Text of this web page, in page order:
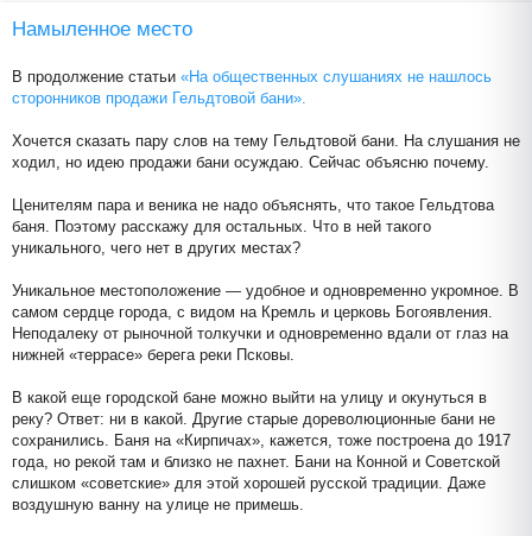
Намыленное место
В продолжение статьи «На общественных слушаниях не нашлось
сторонников продажи Гельдтовой бани».
Хочется сказать пару слов на тему Гельдтовой бани. На слушания не
ходил, но идею продажи бани осуждаю. Сейчас объясню почему.
Ценителям пара и веника не надо объяснять, что такое Гельдтова
баня. Поэтому расскажу для остальных. Что в ней такого
уникального, чего нет в других местах?
Уникальное местоположение — удобное и одновременно укромное. В
самом сердце города, с видом на Кремль и церковь Богоявления.
Неподалеку от рыночной толкучки и одновременно вдали от глаз на
нижней «террасе» берега реки Псковы.
В какой еще городской бане можно выйти на улицу и окунуться в
реку? Ответ: ни в какой. Другие старые дореволюционные бани не
сохранились. Баня на «Кирпичах», кажется, тоже построена до 1917
года, но рекой там и близко не пахнет. Бани на Конной и Советской
слишком «советские» для этой хорошей русской традиции. Даже
воздушную ванну на улице не примешь.